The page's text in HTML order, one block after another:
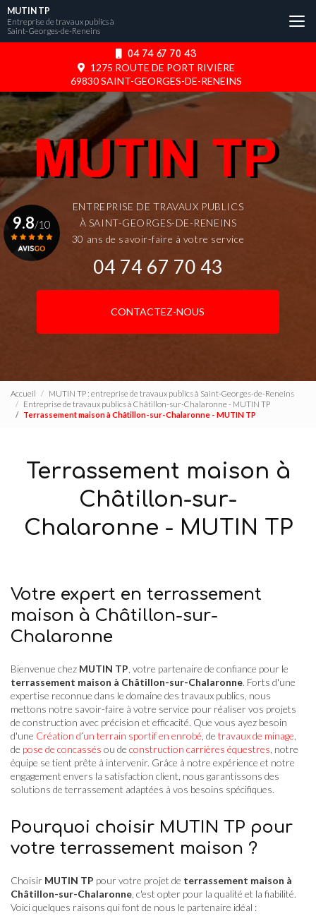
Aller
au
contenu
04 74 67 70 43
1275 ROUTE DE PORT RIVIÈRE
69830 SAINT-GEORGES-DE-RENEINS
MUTIN TP
Entreprise de travaux publics à
Saint-Georges-de-Reneins
ENTREPRISE DE TRAVAUX PUBLICS
À SAINT-GEORGES-DE-RENEINS
30 ans de savoir-faire à votre service
04 74 67 70 43
CONTACTEZ-NOUS
9.8/10
Accueil
MUTIN TP : entreprise de travaux publics à Saint-Georges-de-Reneins
Entreprise de travaux publics à Châtillon-sur-Chalaronne - MUTIN TP
Terrassement maison à Châtillon-sur-Chalaronne - MUTIN TP
Terrassement maison à
Châtillon-sur-
Chalaronne - MUTIN TP
Votre expert en terrassement
maison à Châtillon-sur-
Chalaronne
Bienvenue chez MUTIN TP , votre partenaire de confiance pour le
terrassement maison à Châtillon-sur-Chalaronne. Forts d'une
expertise reconnue dans le domaine des travaux publics, nous
mettons notre savoir-faire à votre service pour réaliser vos projets
de construction avec précision et efficacité. Que vous ayez besoin
d'une Création d’un terrain sportif en enrobé , de travaux de minage
de pose de concassés ou de construction carrières équestres , notre
équipe se tient prête à intervenir. Grâce à notre expérience et notre
engagement envers la satisfaction client, nous garantissons des
solutions de terrassement adaptées à vos besoins spécifiques.
Pourquoi choisir MUTIN TP pour
votre terrassement maison ?
Choisir MUTIN TP pour votre projet de terrassement maison à
Châtillon-sur-Chalaronne , c'est opter pour la qualité et la fiabilité.
Voici quelques raisons qui font de nous le partenaire idéal :